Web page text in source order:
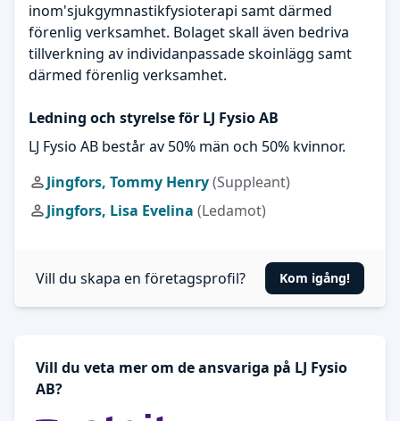
inom'sjukgymnastikfysioterapi samt därmed
förenlig verksamhet. Bolaget skall även bedriva
tillverkning av individanpassade skoinlägg samt
därmed förenlig verksamhet.
Ledning och styrelse för LJ Fysio AB
LJ Fysio AB består av 50% män och 50% kvinnor.
Jingfors, Tommy Henry(Suppleant)
Jingfors, Lisa Evelina (Ledamot)
Vill du skapa en företagsprofil? Kom igång!
Vill du veta mer om de ansvariga på LJ Fysio
AB?